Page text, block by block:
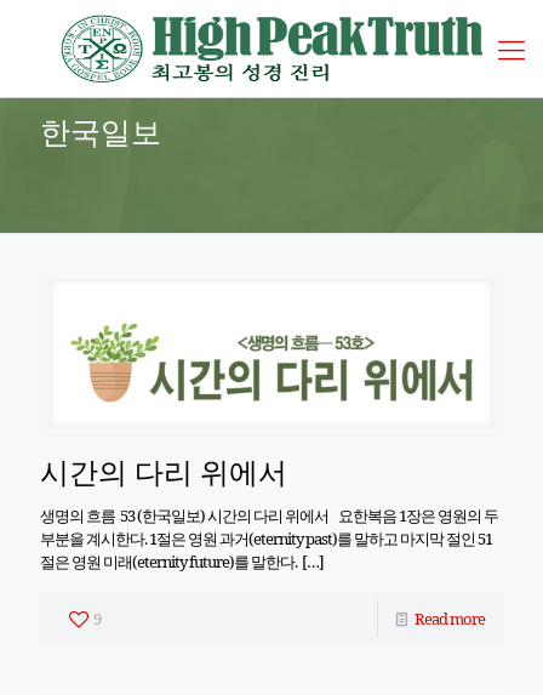
한국일보
시간의 다리 위에서
생명의 흐름 53 (한국일보) 시간의 다리 위에서 요한복음 1장은 영원의 두
부분을 계시한다. 1절은 영원 과거(eternity past)를 말하고 마지막 절인 51
절은 영원 미래(eternity future)를 말한다. […]
9 Read more